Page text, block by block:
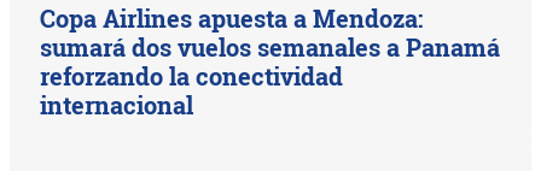
Copa Airlines apuesta a Mendoza:
sumará dos vuelos semanales a Panamá
reforzando la conectividad
internacional